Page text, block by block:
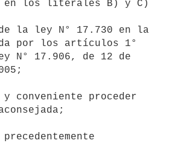
en los literales B) y C)
la ley N° 17.730 en la
por los artículos 1°
N° 17.906, de 12 de
conveniente proceder